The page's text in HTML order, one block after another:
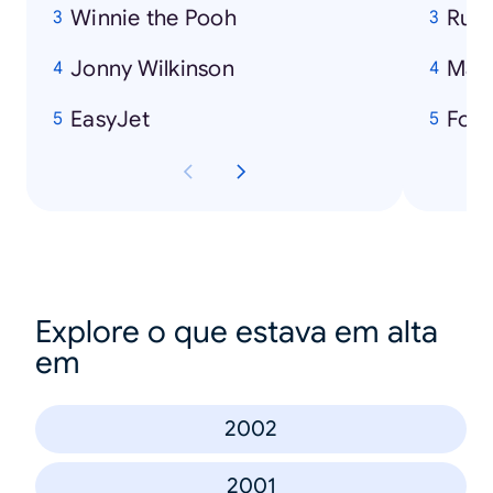
Winnie the Pooh
Jonny Wilkinson
EasyJet
Explore o que estava em alta
em
2002
2001